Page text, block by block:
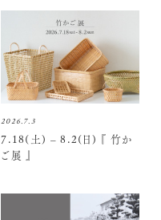
2026.7.3
7.18(土) – 8.2(日) 『 竹か
ご展 』